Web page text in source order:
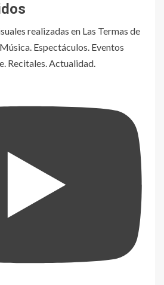
realizadas en Las Termas de
Espectáculos. Eventos
Recitales. Actualidad.